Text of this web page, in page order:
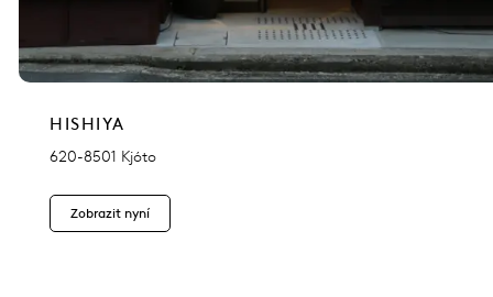
HISHIYA
620-8501 Kjóto
Zobrazit nyní